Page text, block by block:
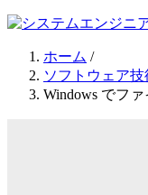
ホーム /
ソフトウェア技
Windows でフ